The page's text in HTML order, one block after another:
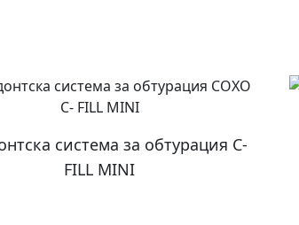
система за обтурация C-
FILL MINI